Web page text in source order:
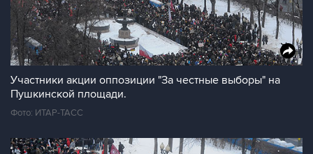
Участники акции оппозиции "За честные выборы" на
Пушкинской площади.
Фото: ИТАР-ТАСС